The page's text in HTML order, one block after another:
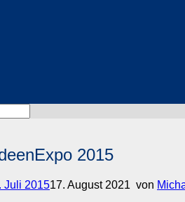
2015
Juli 201517. August 2021 von